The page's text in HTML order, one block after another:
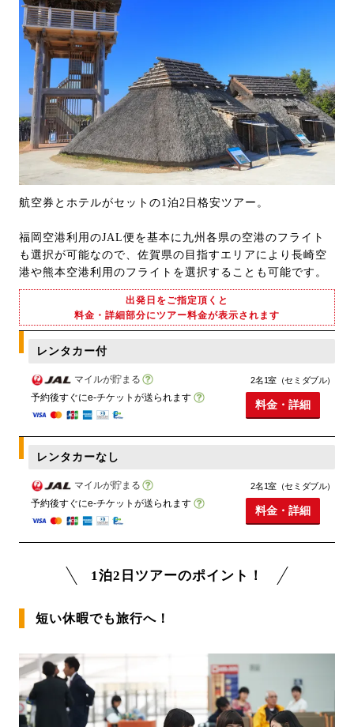
航空券とホテルがセットの1泊2日格安ツアー。
福岡空港利用のJAL便を基本に九州各県の空港のフライト
も選択が可能なので、佐賀県の目指すエリアにより長崎空
港や熊本空港利用のフライトを選択することも可能です。
出発日をご指定頂くと
料金・詳細部分にツアー料金が表示されます
レンタカー付
マイルが貯まる
予約後すぐにe-チケットが送られます
2名1室（セミダブル）
料金・詳細
レンタカーなし
マイルが貯まる
予約後すぐにe-チケットが送られます
2名1室（セミダブル）
料金・詳細
1泊2日ツアーのポイント！
短い休暇でも旅行へ！